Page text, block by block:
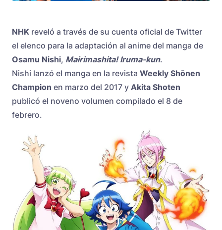
NHK reveló a través de su cuenta oficial de Twitter
el elenco para la adaptación al anime del manga de
Osamu Nishi, Mairimashita! Iruma-kun.
Nishi lanzó el manga en la revista Weekly Shōnen
Champion en marzo del 2017 y Akita Shoten
publicó el noveno volumen compilado el 8 de
febrero.